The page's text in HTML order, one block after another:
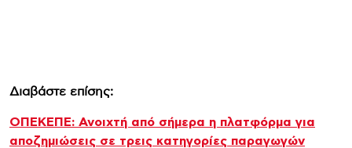
Διαβάστε επίσης:
ΟΠΕΚΕΠΕ: Ανοιχτή από σήμερα η πλατφόρμα για
αποζημιώσεις σε τρεις κατηγορίες παραγωγών